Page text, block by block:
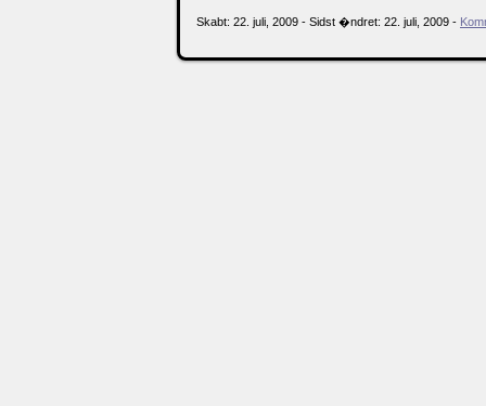
Skabt: 22. juli, 2009 - Sidst �ndret: 22. juli, 2009 -